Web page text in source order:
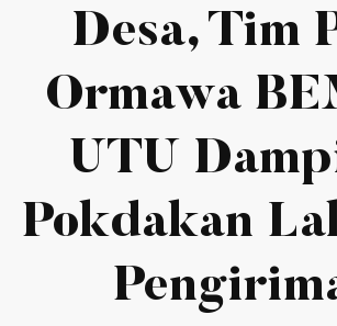
Desa, Tim
Ormawa
UTU
Pokdakan